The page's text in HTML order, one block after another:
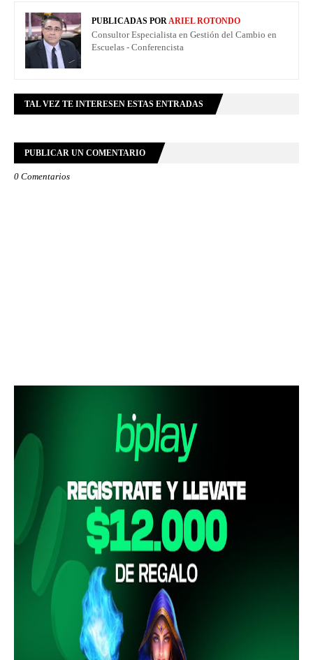
PUBLICADAS PORARIEL ROTONDO
Consultor Especialista en Gestión del Cambio en
Escuelas - Conferencista
TAL VEZ TE INTERESEN ESTAS ENTRADAS
PUBLICAR UN COMENTARIO
0 Comentarios